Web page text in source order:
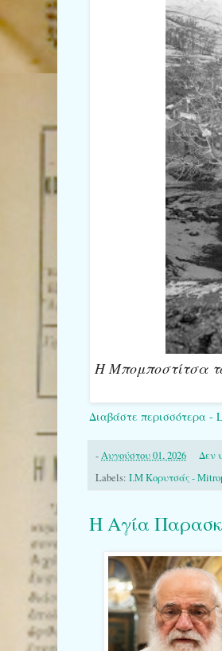
Η Μπομποστίτσα
Διαβάστε περισσότερα -
-Αυγούστου 01, 2026
Δεν
Labels: Ι.Μ Κορυτσάς -
Η Αγία